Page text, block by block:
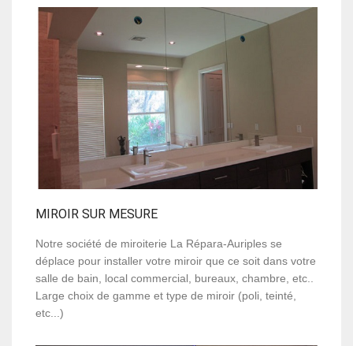
MIROIR SUR MESURE
Notre société de miroiterie La Répara-Auriples se
déplace pour installer votre miroir que ce soit dans votre
salle de bain, local commercial, bureaux, chambre, etc..
Large choix de gamme et type de miroir (poli, teinté,
etc...)